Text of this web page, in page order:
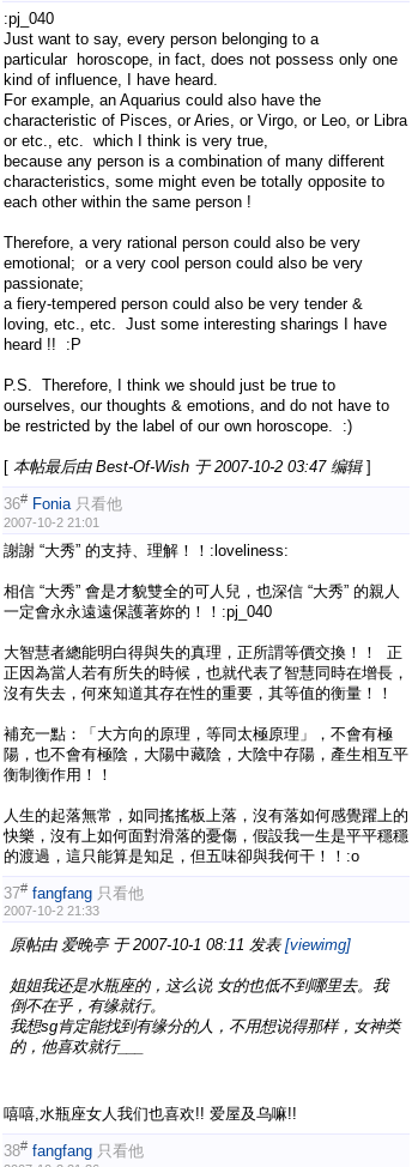
:pj_040
Just want to say, every person belonging to a
particular horoscope, in fact, does not possess only one
kind of influence, I have heard.
For example, an Aquarius could also have the
characteristic of Pisces, or Aries, or Virgo, or Leo, or Libra
or etc., etc. which I think is very true,
because any person is a combination of many different
characteristics, some might even be totally opposite to
each other within the same person !
Therefore, a very rational person could also be very
emotional; or a very cool person could also be very
passionate;
a fiery-tempered person could also be very tender &
loving, etc., etc. Just some interesting sharings I have
heard !! :P
P.S. Therefore, I think we should just be true to
ourselves, our thoughts & emotions, and do not have to
be restricted by the label of our own horoscope. :)
[ 本帖最后由 Best-Of-Wish 于 2007-10-2 03:47 编辑 ]
36# Fonia 只看他
2007-10-2 21:01
謝謝 “大秀” 的支持、理解！！:loveliness:
相信 “大秀” 會是才貌雙全的可人兒，也深信 “大秀” 的親人
一定會永永遠遠保護著妳的！！:pj_040
大智慧者總能明白得與失的真理，正所謂等價交換！！ 正
正因為當人若有所失的時候，也就代表了智慧同時在增長，
沒有失去，何來知道其存在性的重要，其等值的衡量！！
補充一點：「大方向的原理，等同太極原理」，不會有極
陽，也不會有極陰，大陽中藏陰，大陰中存陽，產生相互平
衡制衡作用！！
人生的起落無常，如同搖搖板上落，沒有落如何感覺躍上的
快樂，沒有上如何面對滑落的憂傷，假設我一生是平平穩穩
的渡過，這只能算是知足，但五味卻與我何干！！:o
37# fangfang 只看他
2007-10-2 21:33
原帖由 爱晚亭于 2007-10-1 08:11 发表 [viewimg]
姐姐我还是水瓶座的，这么说 女的也低不到哪里去。我
倒不在乎，有缘就行。
我想sg肯定能找到有缘分的人，不用想说得那样，女神类
的，他喜欢就行___
嘻嘻,水瓶座女人我们也喜欢!! 爱屋及乌嘛!!
38# fangfang 只看他